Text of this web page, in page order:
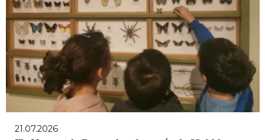
21.07.2026